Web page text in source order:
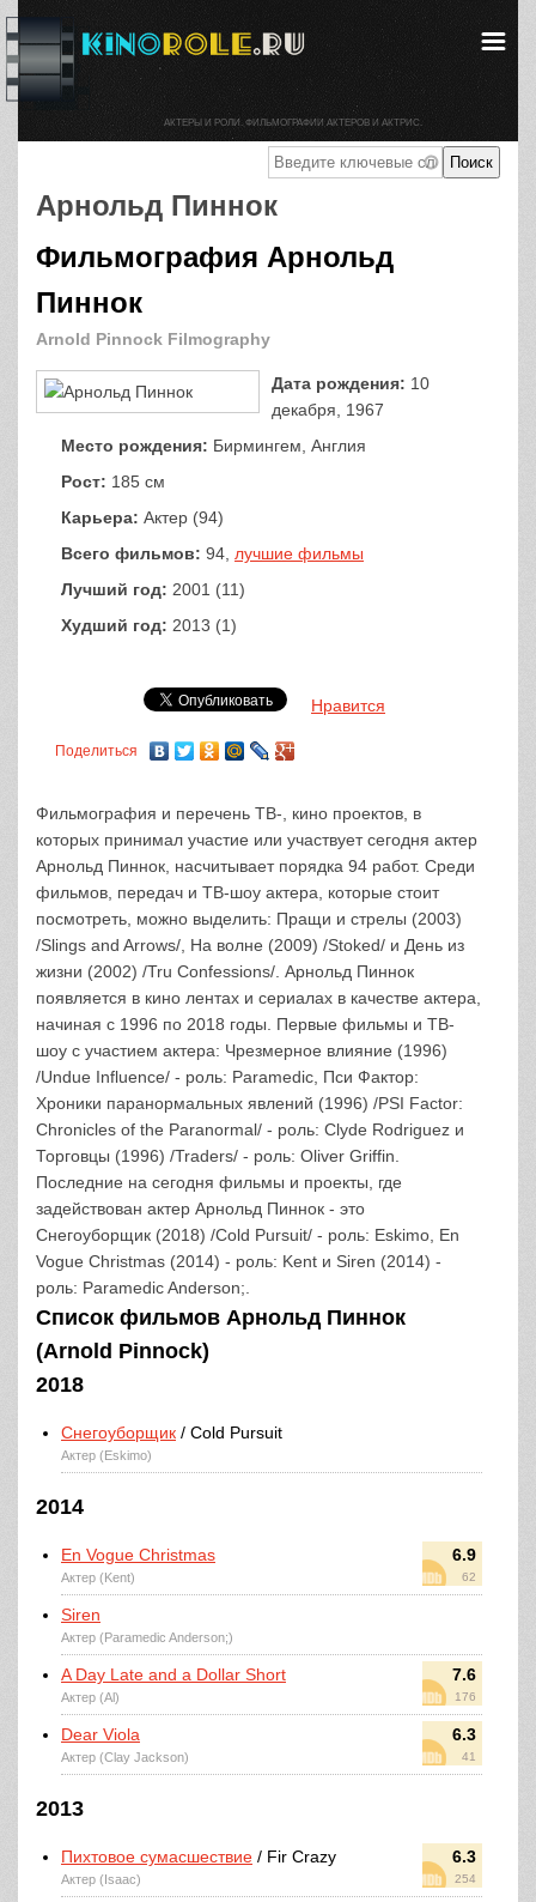
Арнольд Пиннок
Фильмография Арнольд
Пиннок
Arnold Pinnock Filmography
Дата рождения: 10
декабря, 1967
Место рождения: Бирмингем, Англия
Рост: 185 см
Карьера: Актер (94)
Всего фильмов: 94, лучшие фильмы
Лучший год: 2001 (11)
Худший год: 2013 (1)
Нравится
Поделиться
Фильмография и перечень ТВ-, кино проектов, в
которых принимал участие или участвует сегодня актер
Арнольд Пиннок, насчитывает порядка 94 работ. Среди
фильмов, передач и ТВ-шоу актера, которые стоит
посмотреть, можно выделить: Пращи и стрелы (2003)
/Slings and Arrows/, На волне (2009) /Stoked/ и День из
жизни (2002) /Tru Confessions/. Арнольд Пиннок
появляется в кино лентах и сериалах в качестве актера,
начиная с 1996 по 2018 годы. Первые фильмы и ТВ-
шоу с участием актера: Чрезмерное влияние (1996)
/Undue Influence/ - роль: Paramedic, Пси Фактор:
Хроники паранормальных явлений (1996) /PSI Factor:
Chronicles of the Paranormal/ - роль: Clyde Rodriguez и
Торговцы (1996) /Traders/ - роль: Oliver Griffin.
Последние на сегодня фильмы и проекты, где
задействован актер Арнольд Пиннок - это
Снегоуборщик (2018) /Cold Pursuit/ - роль: Eskimo, En
Vogue Christmas (2014) - роль: Kent и Siren (2014) -
роль: Paramedic Anderson;.
Список фильмов Арнольд Пиннок
(Arnold Pinnock)
2018
Снегоуборщик / Cold Pursuit
Актер (Eskimo)
2014
6.9
62
En Vogue Christmas
Актер (Kent)
Siren
Актер (Paramedic Anderson;)
7.6
176
A Day Late and a Dollar Short
Актер (Al)
6.3
41
Dear Viola
Актер (Clay Jackson)
2013
6.3
254
Пихтовое сумасшествие / Fir Crazy
Актер (Isaac)
АКТЕРЫ И РОЛИ. ФИЛЬМОГРАФИИ АКТЕРОВ И АКТРИС.